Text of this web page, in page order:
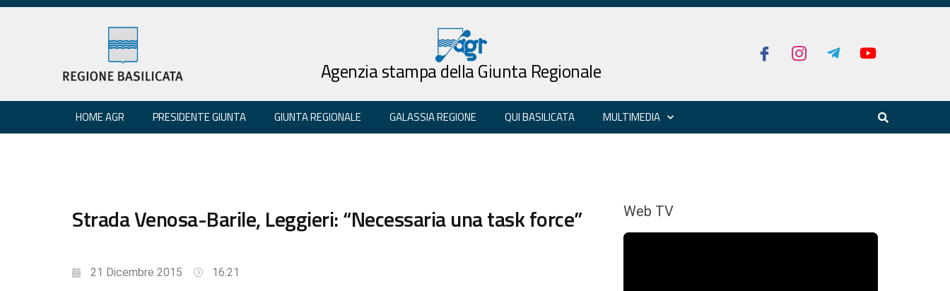
Agenzia stampa della Giunta Regionale
HOME AGR PRESIDENTE GIUNTA GIUNTA REGIONALE GALASSIA REGIONE QUI BASILICATA MULTIMEDIA
Strada Venosa-Barile, Leggieri: “Necessaria una task force”
21 Dicembre 2015 16:21
Web TV